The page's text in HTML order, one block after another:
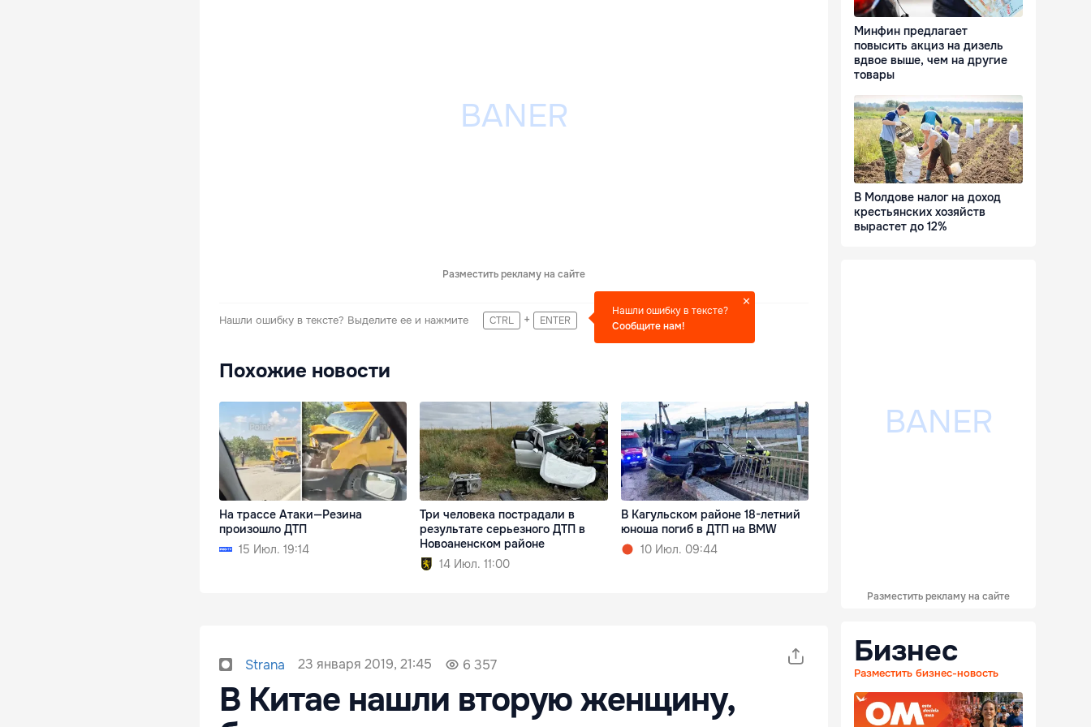
Разместить рекламу на сайте
Нашли ошибку в тексте? Выделите ее и нажмите CTRL + ENTER
Нашли ошибку в тексте?
Сообщите нам!
Похожие новости
На трассе Атаки—Резина
произошло ДТП
15 Июл. 19:14
Три человека пострадали в
результате серьезного ДТП в
Новоаненском районе
14 Июл. 11:00
В Кагульском районе 18-летний
юноша погиб в ДТП на BMW
10 Июл. 09:44
Strana 23 января 2019, 21:45 6 357
В Китае нашли вторую женщину,
Минфин предлагает
повысить акциз на дизель
вдвое выше, чем на другие
товары
В Молдове налог на доход
крестьянских хозяйств
вырастет до 12%
Разместить рекламу на сайте
Бизнес
Разместить бизнес-новость